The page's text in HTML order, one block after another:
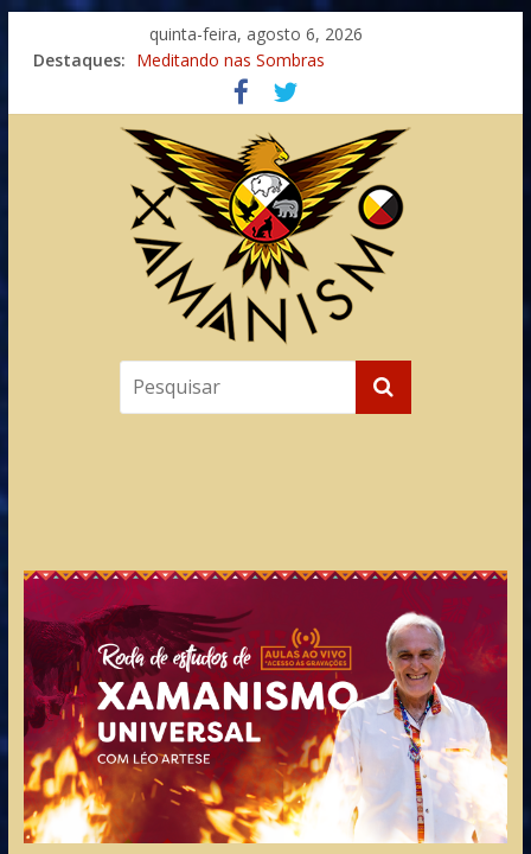
quinta-feira, agosto 6, 2026
Destaques: Meditando nas Sombras
Autosuficiência: A Jornada do Espírito Ancestral
Xamanismo Universal
Totens – Caminho Espiritual – Crescimento
Imaginação na Cura